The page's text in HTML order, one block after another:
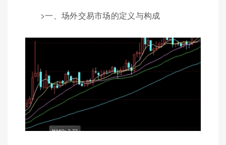
>一、场外交易市场的定义与构成